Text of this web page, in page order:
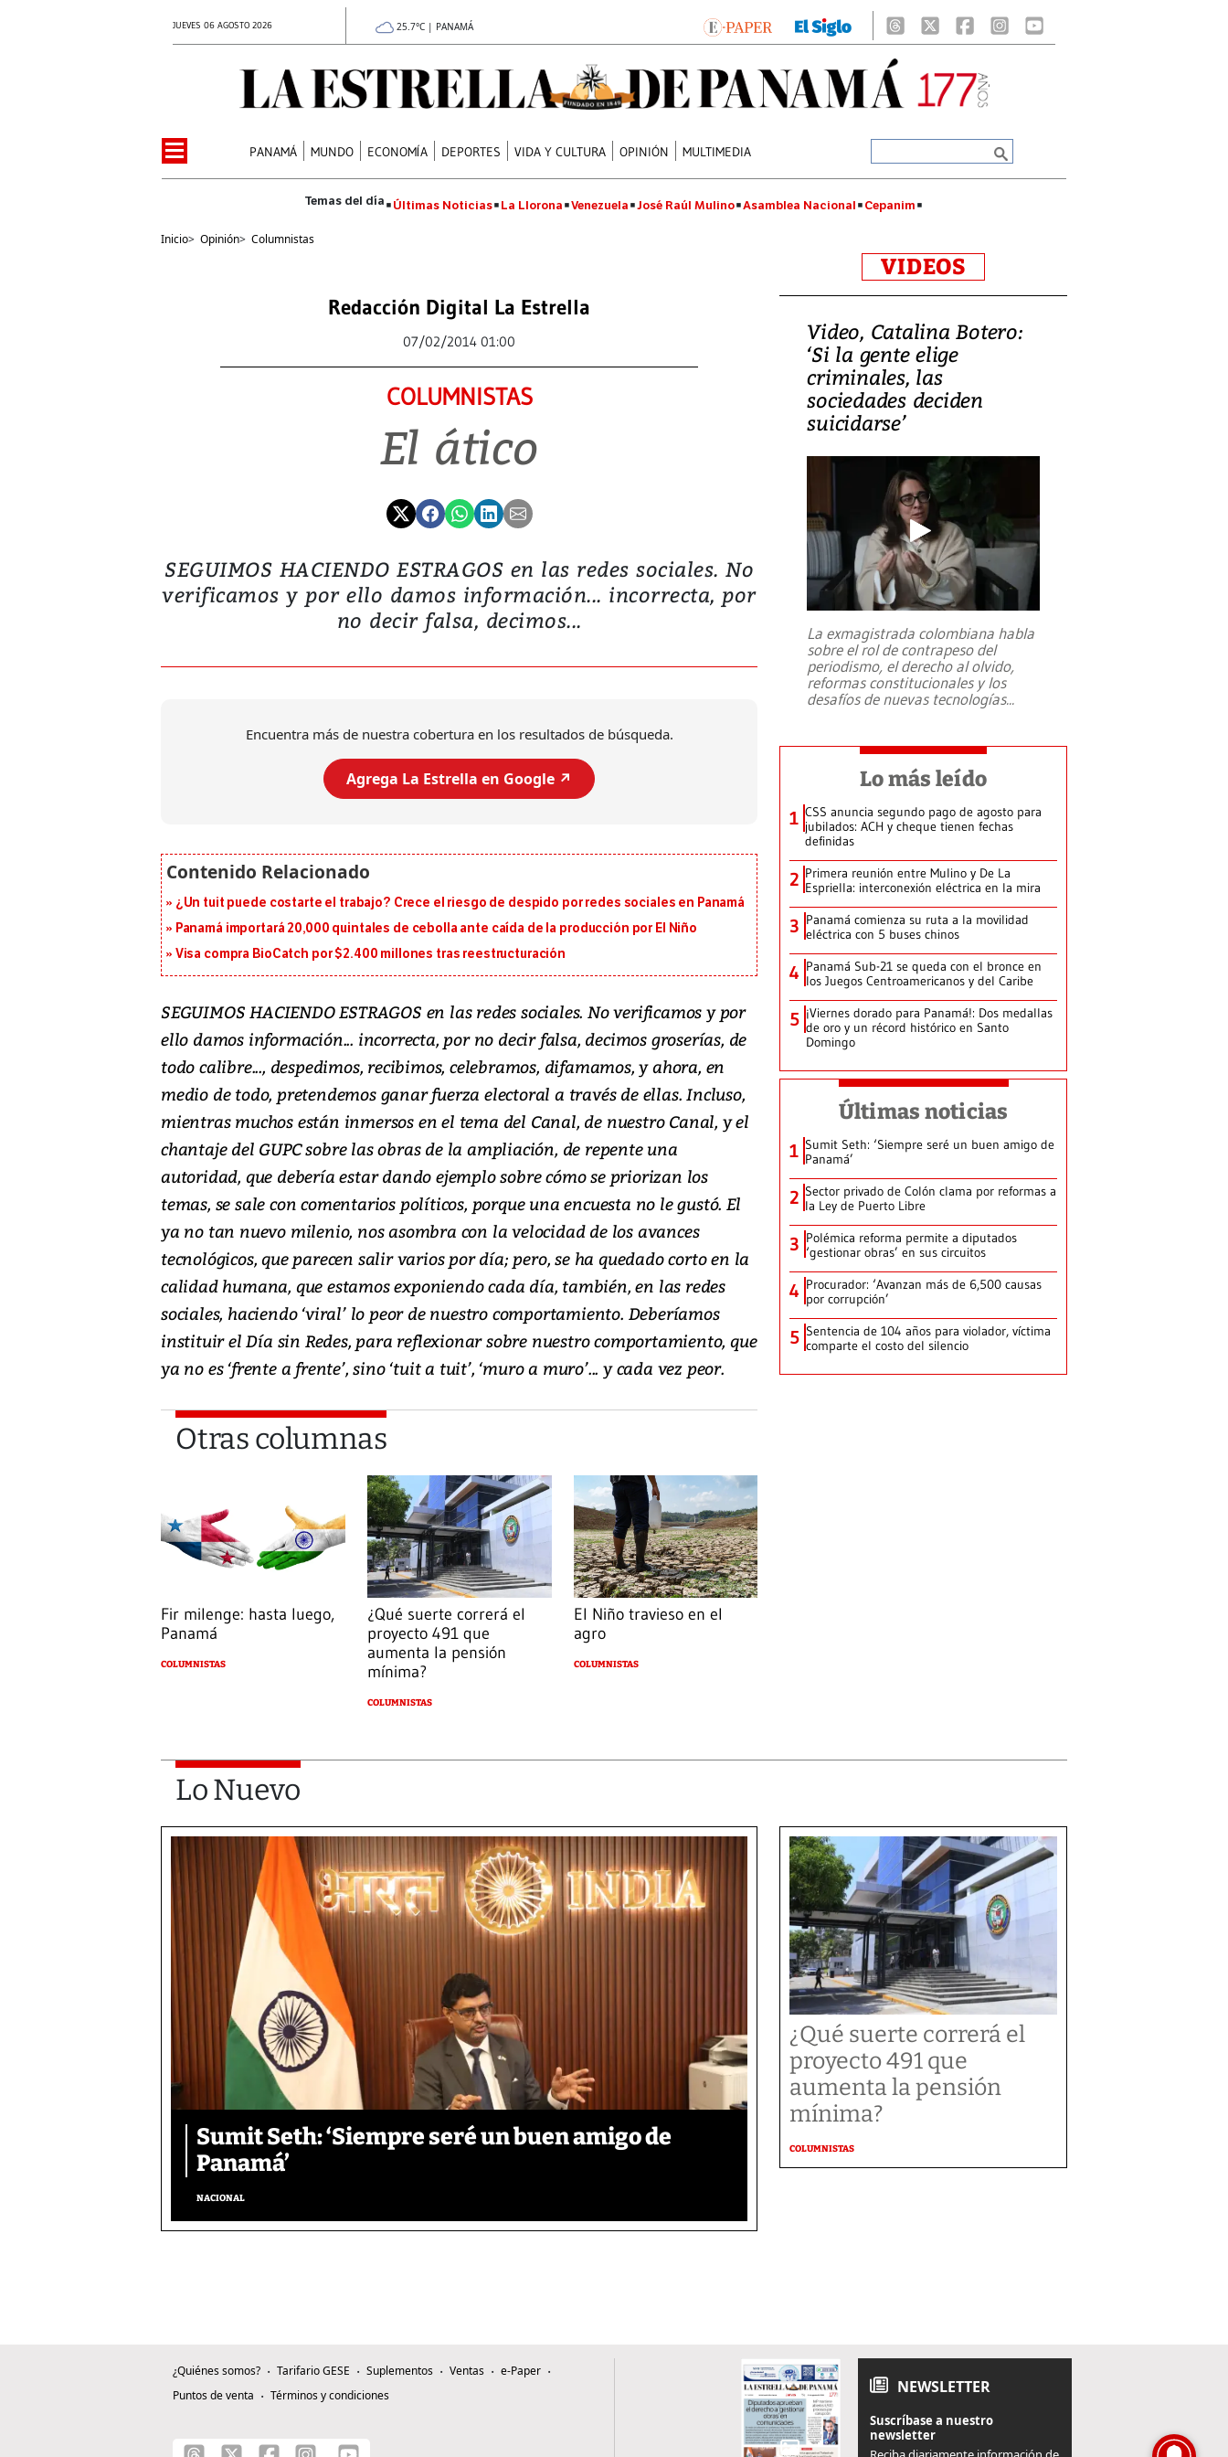
JUEVES 06 AGOSTO 2026 25.7°C | PANAMÁ
PANAMÁ MUNDO ECONOMÍA DEPORTES VIDA Y CULTURA OPINIÓN MULTIMEDIA
Últimas Noticias La Llorona Venezuela José Raúl Mulino Asamblea Nacional Cepanim
Inicio> Opinión> Columnistas
Redacción Digital La Estrella
07/02/2014 01:00
COLUMNISTAS
El ático
SEGUIMOS HACIENDO ESTRAGOS en las redes sociales. No
verificamos y por ello damos información... incorrecta, por
no decir falsa, decimos...
Encuentra más de nuestra cobertura en los resultados de búsqueda.
Agrega La Estrella en Google ↗️
¿Un tuit puede costarte el trabajo? Crece el riesgo de despido por redes sociales en Panamá
Panamá importará 20,000 quintales de cebolla ante caída de la producción por El Niño
Visa compra BioCatch por $2.400 millones tras reestructuración
SEGUIMOS HACIENDO ESTRAGOS en las redes sociales. No verificamos y por
ello damos información... incorrecta, por no decir falsa, decimos groserías, de
todo calibre..., despedimos, recibimos, celebramos, difamamos, y ahora, en
medio de todo, pretendemos ganar fuerza electoral a través de ellas. Incluso,
mientras muchos están inmersos en el tema del Canal, de nuestro Canal, y el
chantaje del GUPC sobre las obras de la ampliación, de repente una
autoridad, que debería estar dando ejemplo sobre cómo se priorizan los
temas, se sale con comentarios políticos, porque una encuesta no le gustó. El
ya no tan nuevo milenio, nos asombra con la velocidad de los avances
tecnológicos, que parecen salir varios por día; pero, se ha quedado corto en la
calidad humana, que estamos exponiendo cada día, también, en las redes
sociales, haciendo ‘viral’ lo peor de nuestro comportamiento. Deberíamos
instituir el Día sin Redes, para reflexionar sobre nuestro comportamiento, que
ya no es ‘frente a frente’, sino ‘tuit a tuit’, ‘muro a muro’... y cada vez peor.
Otras columnas
Fir milenge: hasta luego,
Panamá
COLUMNISTAS
¿Qué suerte correrá el
proyecto 491 que
aumenta la pensión
mínima?
COLUMNISTAS
El Niño travieso en el
agro
COLUMNISTAS
VIDEOS
Video, Catalina Botero:
‘Si la gente elige
criminales, las
sociedades deciden
suicidarse’
La exmagistrada colombiana habla
sobre el rol de contrapeso del
periodismo, el derecho al olvido,
reformas constitucionales y los
desafíos de nuevas tecnologías...
Lo más leído
1 CSS anuncia segundo pago de agosto para
jubilados: ACH y cheque tienen fechas
definidas
2 Primera reunión entre Mulino y De La
Espriella: interconexión eléctrica en la mira
3 Panamá comienza su ruta a la movilidad
eléctrica con 5 buses chinos
4 Panamá Sub-21 se queda con el bronce en
los Juegos Centroamericanos y del Caribe
5 ¡Viernes dorado para Panamá!: Dos medallas
de oro y un récord histórico en Santo
Domingo
Últimas noticias
1 Sumit Seth: ‘Siempre seré un buen amigo de
Panamá’
2 Sector privado de Colón clama por reformas a
la Ley de Puerto Libre
3 Polémica reforma permite a diputados
‘gestionar obras’ en sus circuitos
4 Procurador: ‘Avanzan más de 6,500 causas
por corrupción’
5 Sentencia de 104 años para violador, víctima
comparte el costo del silencio
Lo Nuevo
Sumit Seth: ‘Siempre seré un buen amigo de
Panamá’
NACIONAL
¿Qué suerte correrá el
proyecto 491 que
aumenta la pensión
mínima?
COLUMNISTAS
¿Quiénes somos? Tarifario GESE Suplementos Ventas
e-Paper
Puntos de venta
Términos y condiciones NEWSLETTER
Suscríbase a nuestro
newsletter